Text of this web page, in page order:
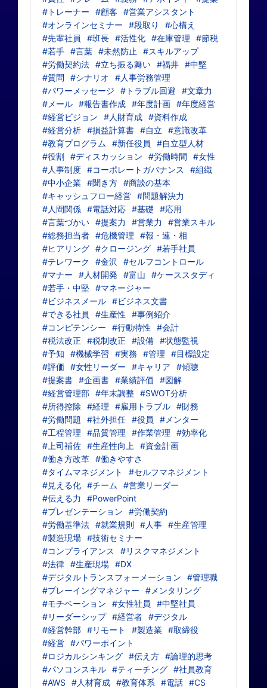
#トレーナー
#顧客
#営業アシスタント
#オンラインセミナー
#段取り
#心構え
#先輩社員
#班長 #活性化 #在庫管理
#節税
#若手 #言葉 #未然防止
#スキルアップ
#労働契約法 #立ち振る舞い #福井 #中堅
#質問
#シナリオ
#人事労務管理
#パワーメッセージ
#トラブル回避
#文章力
#メール #報告書作成 #年度計画 #年度経営
#経営ビジョン
#人財育成 #資料作成
#経営分析 #損益計算書 #自立
#意識改革
#教育プログラム
#新任役員
#自立型人材
#役割 #ディスカッション #労働時間
#女性
#人事制度 #コーポレートガバナンス
#組織
#中小企業 #聞き方 #商談の基本
#キャッシュフロー経営 #問題解決力
#人間関係 #電話対応 #基礎
#応用
#言葉づかい #提案力 #営業力
#営業スキル
#総務担当者 #危機管理
#報・連・相
#ヒアリング #クロージング #若手社員
#テレワーク
#金沢
#セルフコントロール
#マナー
#人材開発 #富山
#ケーススタディ
#若手・中堅 #マネージャー
#ビジネスメール #ビジネス文書
#できる社員
#生産性
#事例紹介
#コンピテンシー
#行動特性
#会計
#税法改正
#税制改正 #設備 #状態監視
#予知
#機械学習 #実務 #管理
#目標設定
#評価
#女性リーダー #キャリア
#傾聴
#提案書 #企画書 #業績評価
#図解
#経営管理部 #年末調整 #SWOT分析
#所得控除
#経理 #雇用トラブル #財務
#労働問題
#社外担任 #役員
#メンター
#工程管理
#品質管理 #作業管理
#効率化
#上司補佐 #生産性向上
#資金計画
#働き方改革 #働きやすさ
#タイムマネジメント
#セルフマネジメント
#見える化 #チーム
#営業リーダー
#伝える力
#PowerPoint
#プレゼンテーション
#労働契約
#労働基準法 #就業規則 #人事 #生産管理
#製造現場 #技術セミナー
#コンプライアンス
#リスクマネジメント
#法律 #生産現場 #DX
#デジタルトランスフォーメーション
#管理職
#プレーイングマネジャー
#メンタリング
#モチベーション
#女性社員
#中堅社員
#リーダーシップ #経営者 #デジタル
#経営幹部 #リモート #製造業 #取締役
#経営 #パワーポイント
#ロジカルシンキング #伝え方 #論理的思考
#パソコンスキル #ティーチング #社員教育
#AWS
#人材育成 #教育体系 #電話 #CS